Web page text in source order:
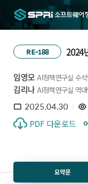
RE-188 2024
임영모 AI정책연구실 수
김리나 AI정책연구실 역
2025.04.30
PDF 다운로드
요약문